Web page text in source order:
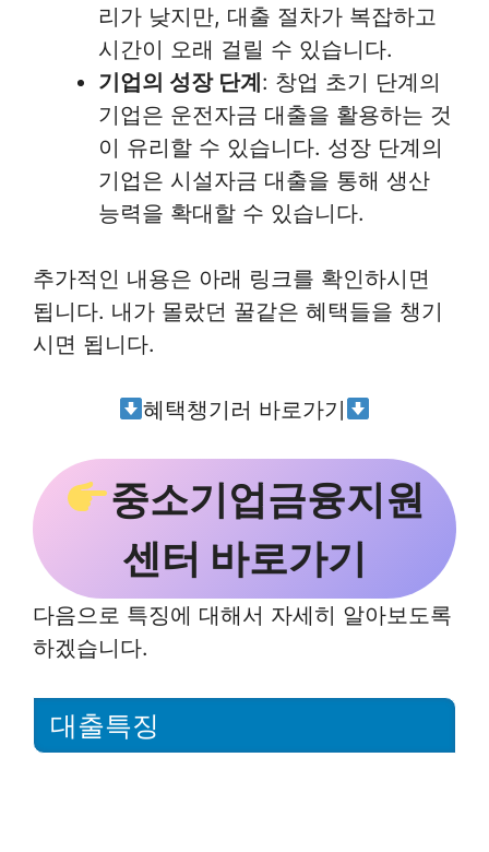
리가 낮지만, 대출 절차가 복잡하고
시간이 오래 걸릴 수 있습니다.
기업의 성장 단계: 창업 초기 단계의
기업은 운전자금 대출을 활용하는 것
이 유리할 수 있습니다. 성장 단계의
기업은 시설자금 대출을 통해 생산
능력을 확대할 수 있습니다.
추가적인 내용은 아래 링크를 확인하시면
됩니다. 내가 몰랐던 꿀같은 혜택들을 챙기
시면 됩니다.
혜택챙기러 바로가기
중소기업금융지원
센터 바로가기
다음으로 특징에 대해서 자세히 알아보도록
하겠습니다.
대출특징